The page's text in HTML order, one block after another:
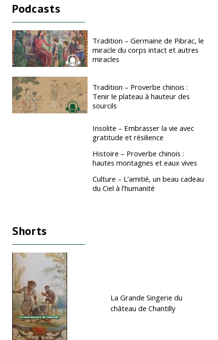
Podcasts
Tradition – Germaine de Pibrac, le
miracle du corps intact et autres
miracles
Tradition – Proverbe chinois :
Tenir le plateau à hauteur des
sourcils
Insolite – Embrasser la vie avec
gratitude et résilience
Histoire – Proverbe chinois :
hautes montagnes et eaux vives
Culture – L’amitié, un beau cadeau
du Ciel à l’humanité
Shorts
La Grande Singerie du
château de Chantilly